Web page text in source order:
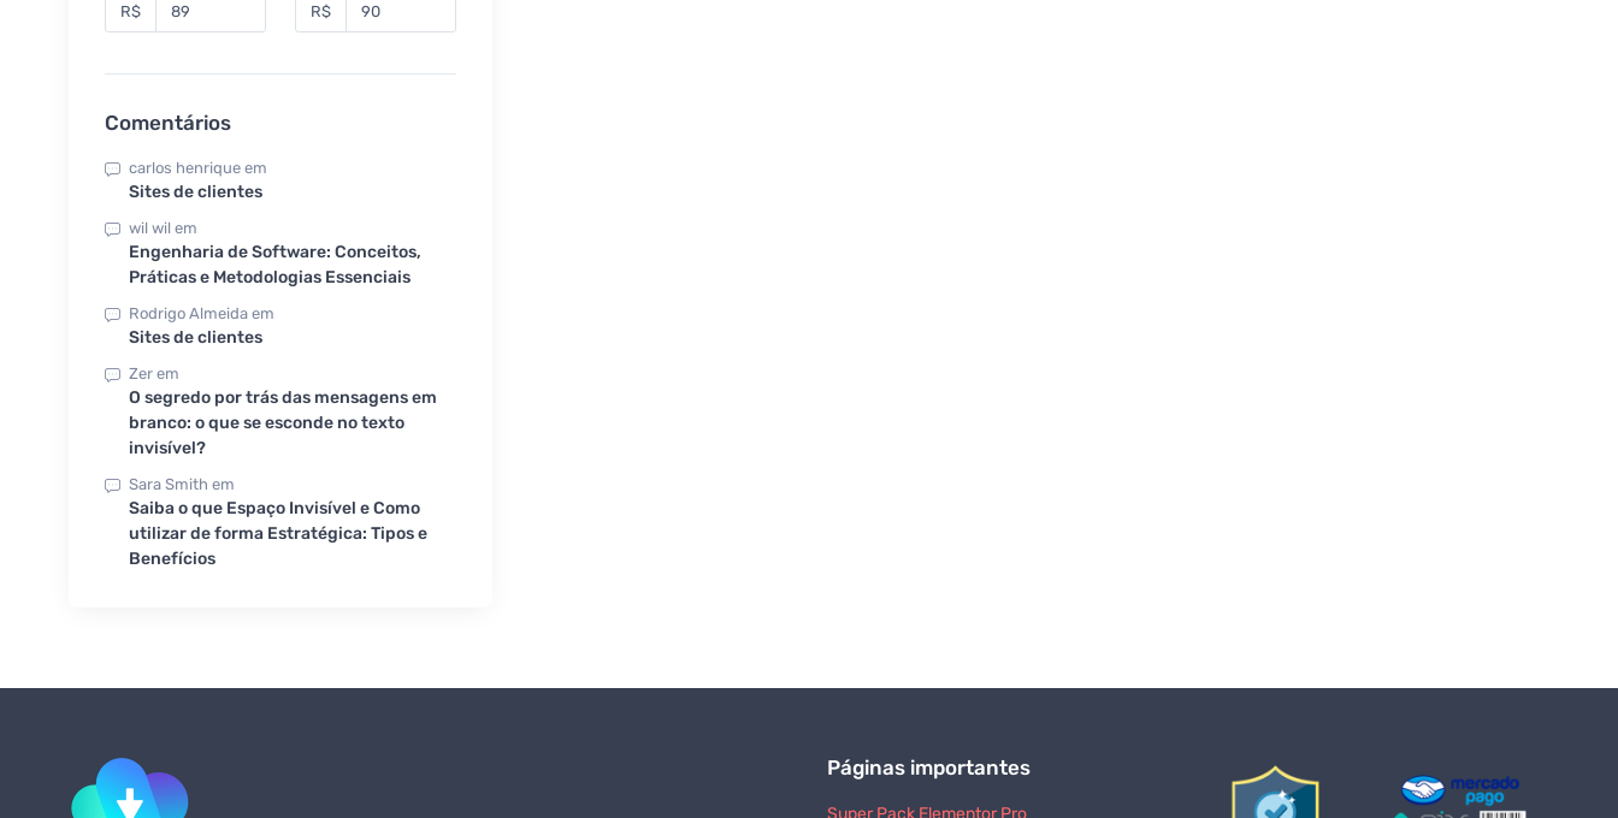
R$ R$
Comentários
carlos henrique em
Sites de clientes
wil wil em
Engenharia de Software: Conceitos,
Práticas e Metodologias Essenciais
Rodrigo Almeida em
Sites de clientes
Zer em
O segredo por trás das mensagens em
branco: o que se esconde no texto
invisível?
Sara Smith em
Saiba o que Espaço Invisível e Como
utilizar de forma Estratégica: Tipos e
Benefícios
Páginas importantes
Super Pack Elementor Pro